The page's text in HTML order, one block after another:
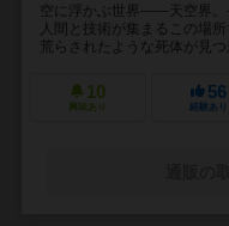
空に浮かぶ世界――天空界
人間と技術が集まるこの場
荒らされたような死体が見
10
興味あり
56
経験あり